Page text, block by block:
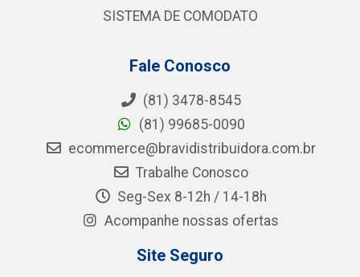
SISTEMA DE COMODATO
Fale Conosco
(81) 3478-8545
(81) 99685-0090
ecommerce@bravidistribuidora.com.br
Trabalhe Conosco
Seg-Sex 8-12h / 14-18h
Acompanhe nossas ofertas
Site Seguro